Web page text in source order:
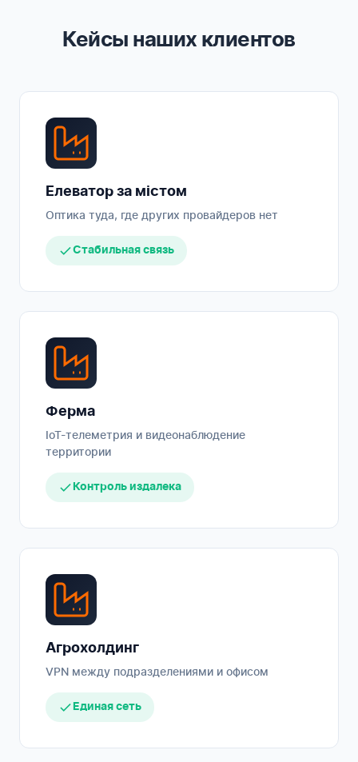
Кейсы наших клиентов
Елеватор за містом
Оптика туда, где других провайдеров нет
Стабильная связь
Ферма
IoT-телеметрия и видеонаблюдение
территории
Контроль издалека
Агрохолдинг
VPN между подразделениями и офисом
Единая сеть